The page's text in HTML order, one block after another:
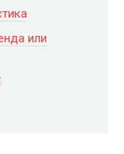
или